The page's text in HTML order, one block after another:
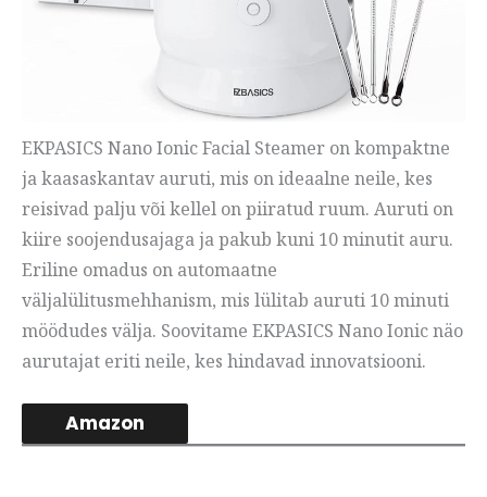
EKPASICS Nano Ionic Facial Steamer on kompaktne
ja kaasaskantav auruti, mis on ideaalne neile, kes
reisivad palju või kellel on piiratud ruum. Auruti on
kiire soojendusajaga ja pakub kuni 10 minutit auru.
Eriline omadus on automaatne
väljalülitusmehhanism, mis lülitab auruti 10 minuti
möödudes välja. Soovitame EKPASICS Nano Ionic näo
aurutajat eriti neile, kes hindavad innovatsiooni.
Amazon